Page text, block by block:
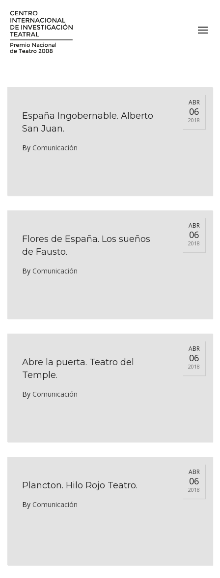
ABR
06
2018
España Ingobernable. Alberto
San Juan.
By Comunicación
ABR
06
2018
Flores de España. Los sueños
de Fausto.
By Comunicación
ABR
06
2018
Abre la puerta. Teatro del
Temple.
By Comunicación
ABR
06
2018
Plancton. Hilo Rojo Teatro.
By Comunicación